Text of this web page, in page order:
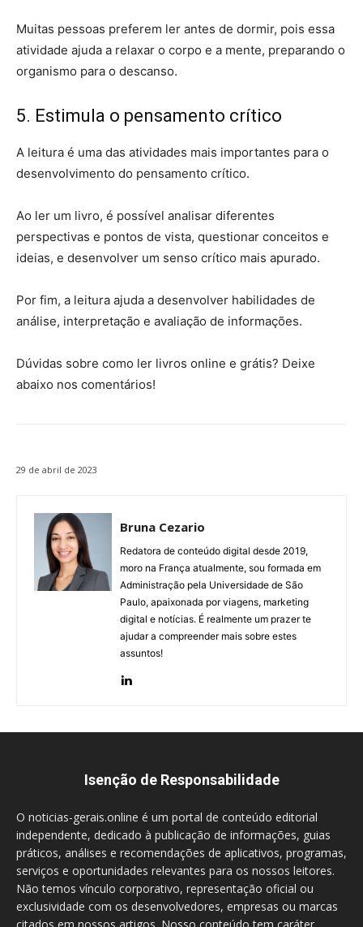
Muitas pessoas preferem ler antes de dormir, pois essa
atividade ajuda a relaxar o corpo e a mente, preparando o
organismo para o descanso.
5. Estimula o pensamento crítico
A leitura é uma das atividades mais importantes para o
desenvolvimento do pensamento crítico.
Ao ler um livro, é possível analisar diferentes
perspectivas e pontos de vista, questionar conceitos e
ideias, e desenvolver um senso crítico mais apurado.
Por fim, a leitura ajuda a desenvolver habilidades de
análise, interpretação e avaliação de informações.
Dúvidas sobre como ler livros online e grátis? Deixe
abaixo nos comentários!
29 de abril de 2023
Bruna Cezario
Redatora de conteúdo digital desde 2019,
moro na França atualmente, sou formada em
Administração pela Universidade de São
Paulo, apaixonada por viagens, marketing
digital e notícias. É realmente um prazer te
ajudar a compreender mais sobre estes
assuntos!
Isenção de Responsabilidade
O noticias-gerais.online é um portal de conteúdo editorial
independente, dedicado à publicação de informações, guias
práticos, análises e recomendações de aplicativos, programas,
serviços e oportunidades relevantes para os nossos leitores.
Não temos vínculo corporativo, representação oficial ou
exclusividade com os desenvolvedores, empresas ou marcas